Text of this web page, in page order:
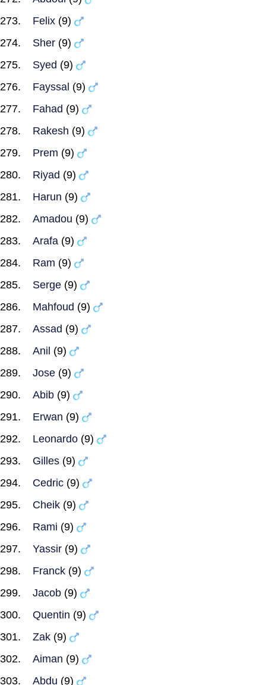
Felix (9)
Sher (9)
Syed (9)
Fayssal (9)
Fahad (9)
Rakesh (9)
Prem (9)
Riyad (9)
Harun (9)
Amadou (9)
Arafa (9)
Ram (9)
Serge (9)
Mahfoud (9)
Assad (9)
Anil (9)
Jose (9)
Abib (9)
Erwan (9)
Leonardo (9)
Gilles (9)
Cedric (9)
Cheik (9)
Rami (9)
Yassir (9)
Franck (9)
Jacob (9)
Quentin (9)
Zak (9)
Aiman (9)
Abdu (9)